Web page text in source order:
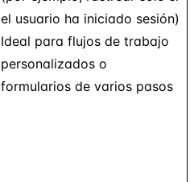
el usuario ha iniciado sesión)
Ideal para flujos de trabajo
personalizados o
formularios de varios pasos